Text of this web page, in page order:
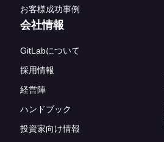
お客様成功事例
会社情報
GitLabについて
採用情報
経営陣
ハンドブック
投資家向け情報